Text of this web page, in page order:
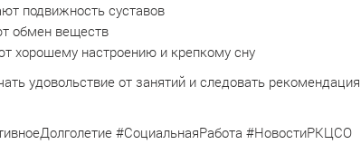
подвижность суставов
обмен веществ
хорошему настроению и крепкому сну
удовольствие от занятий и следовать
#СоциальнаяРабота #НовостиРКЦСО